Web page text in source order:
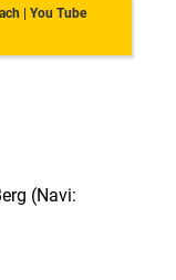
| You Tube
(Navi: